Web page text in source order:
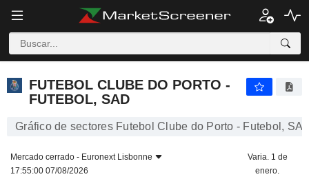
FUTEBOL CLUBE DO PORTO -
FUTEBOL, SAD
Gráfico de sectores Futebol Clube do Porto - Futebol,
Mercado cerrado - Euronext Lisbonne
17:55:00 07/08/2026
Varia. 1 de
enero.